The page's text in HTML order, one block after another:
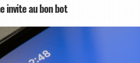
invite au bon bot